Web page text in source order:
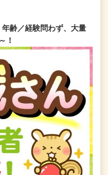
齢／経験問わず、大量
！